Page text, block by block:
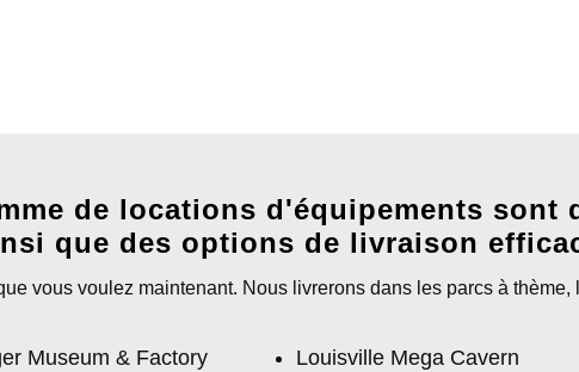
de locations d'équipements
que des options de livraison
vous voulez maintenant. Nous livrerons dans les parcs à
Museum & Factory Louisville Mega Cavern